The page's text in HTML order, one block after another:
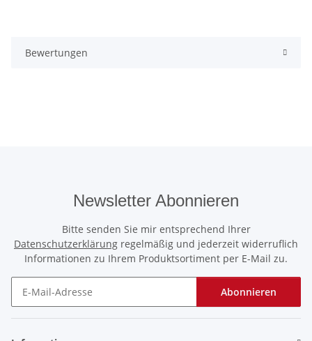
Bewertungen
Newsletter Abonnieren
Bitte senden Sie mir entsprechend Ihrer
Datenschutzerklärung regelmäßig und jederzeit widerruflich
Informationen zu Ihrem Produktsortiment per E-Mail zu.
Abonnieren